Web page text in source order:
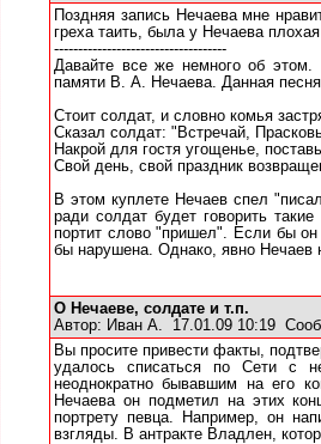
Поздняя запись Нечаева мне
греха таить, была у Нечаева
------------------------------------
Давайте все же немного об этом.
памяти В. А. Нечаева. Данная
Стоит солдат, и словно комья
Сказал солдат: "Встречай,
Накрой для гостя угощенье,
Свой день, свой праздник
В этом куплете Нечаев спел
ради солдат будет говорить
портит слово "пришел". Если бы
бы нарушена. Однако, явно Нечаев
О Нечаеве, солдате и т.п.
Автор: Иван А. 17.01.09 10:19
Вы просите привести факты,
удалось списаться по Сети с
неоднократно бывавшим на его
Нечаева он подметил на этих
портрету певца. Например, он
взгляды. В антракте Владлен,